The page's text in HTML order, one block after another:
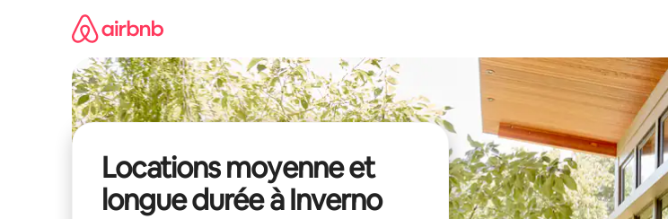
Locations moyenne et
longue durée à Inverno